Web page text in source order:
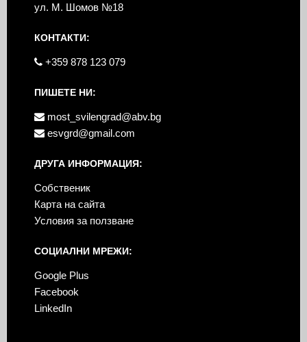
ул. М. Шомов №18
КОНТАКТИ:
+359 878 123 079
ПИШЕТЕ НИ:
most_svilengrad@abv.bg
esvgrd@gmail.com
ДРУГА ИНФОРМАЦИЯ:
Собственик
Карта на сайта
Условия за ползване
СОЦИАЛНИ МРЕЖИ:
Google Plus
Facebook
LinkedIn